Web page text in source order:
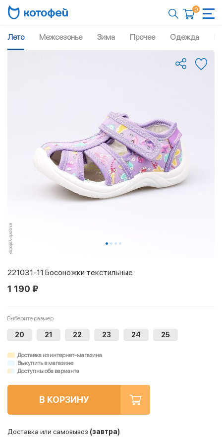
0
Лето Межсезонье Зима Прочее Одежда
221031-11 Босоножки текстильные
1 190 ₽
Выберите размер
20 21 22 23 24 25
Доставка из интернет-магазина
Выкупить в магазине
Доступны оба варианта
В КОРЗИНУ
Доставка или самовывоз (завтра)